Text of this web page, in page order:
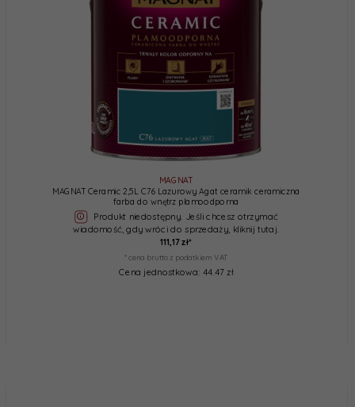
MAGNAT
MAGNAT Ceramic 2,5L C76 Lazurowy Agat ceramik ceramiczna
farba do wnętrz plamoodporna
Produkt niedostępny. Jeśli chcesz otrzymać
wiadomość, gdy wróci do sprzedaży, kliknij tutaj.
111,17 zł*
* cena brutto z podatkiem VAT
Cena jednostkowa: 44.47 zł